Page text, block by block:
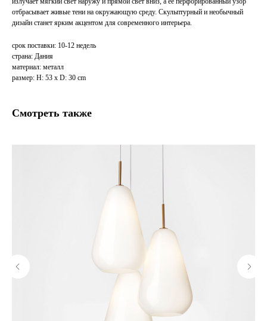
отбрасывает живые тени на окружающую среду. Скульптурный и необычный
дизайн станет ярким акцентом для современного интерьера.
срок поставки: 10-12 недель
страна: Дания
материал: металл
размер: H: 53 x D: 30 cm
Смотреть также